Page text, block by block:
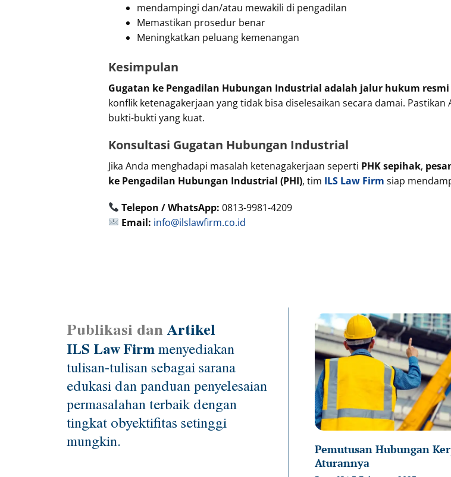
mendampingi dan/atau mewakili di pengadilan
Memastikan prosedur benar
Meningkatkan peluang kemenangan
Kesimpulan
Gugatan ke Pengadilan Hubungan Industrial adalah jalur hukum resmi
konflik ketenagakerjaan yang tidak bisa diselesaikan secara damai.
bukti-bukti yang kuat.
Konsultasi Gugatan Hubungan Industrial
Jika Anda menghadapi masalah ketenagakerjaan seperti PHK sepihak,
ke Pengadilan Hubungan Industrial (PHI), tim ILS Law Firm siap
Telepon / WhatsApp: 0813-9981-4209
Email: info@ilslawfirm.co.id
Publikasi danArtikel
ILS Law Firmmenyediakan
tulisan-tulisan sebagai sarana
edukasi dan panduan penyelesaian
permasalahan terbaik dengan
tingkat obyektifitas setinggi
mungkin.
Pemutusan Hubungan
Aturannya